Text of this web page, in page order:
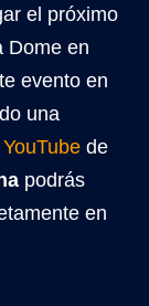
el próximo
Dome en
evento en
una
de
podrás
en